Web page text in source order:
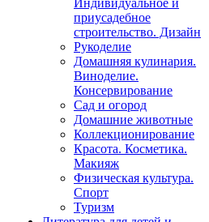
Индивидуальное и
приусадебное
строительство. Дизайн
Рукоделие
Домашняя кулинария.
Виноделие.
Консервирование
Сад и огород
Домашние животные
Коллекционирование
Красота. Косметика.
Макияж
Физическая культура.
Спорт
Туризм